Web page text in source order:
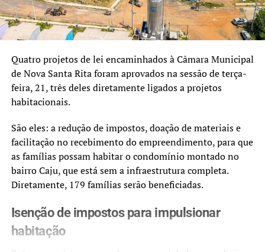
Quatro projetos de lei encaminhados à Câmara Municipal
de Nova Santa Rita foram aprovados na sessão de terça-
feira, 21, três deles diretamente ligados a projetos
habitacionais.
São eles: a redução de impostos, doação de materiais e
facilitação no recebimento do empreendimento, para que
as famílias possam habitar o condomínio montado no
bairro Caju, que está sem a infraestrutura completa.
Diretamente, 179 famílias serão beneficiadas.
Isenção de impostos para impulsionar
habitação